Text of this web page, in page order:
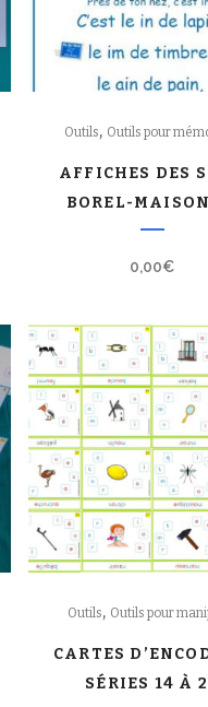
Outils, Outils pour
AFFICHES DES
BOREL-
0,00€
Outils, Outils pour
CARTES
SÉRIES 14 À